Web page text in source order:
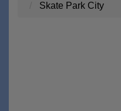
Skate Park City